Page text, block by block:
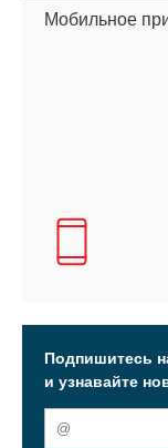
Мобильное
Подпишитесь
и узнавайте